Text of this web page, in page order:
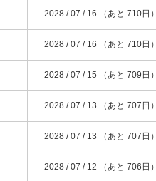
2028 / 07 / 16 （あと 710日）
2028 / 07 / 16 （あと 710日）
2028 / 07 / 15 （あと 709日）
2028 / 07 / 13 （あと 707日）
2028 / 07 / 13 （あと 707日）
2028 / 07 / 12 （あと 706日）